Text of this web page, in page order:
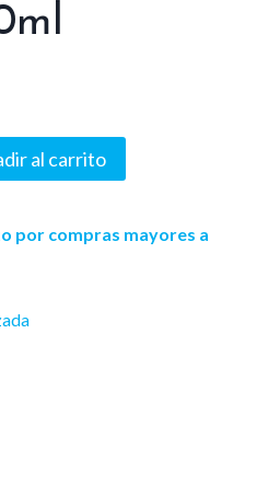
al carrito
por compras mayores a